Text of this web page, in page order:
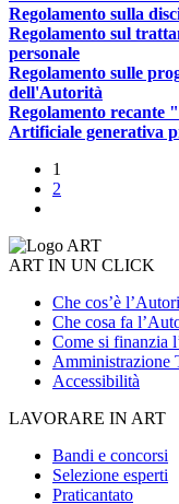
Regolamento sulla
Regolamento sul
personale
Regolamento sulle
dell'Autorità
Regolamento recante
Artificiale generativa
1
2
ART IN UN CLICK
Che cos’è
Che cosa fa
Come si finanzia
Amministrazione
Accessibilità
LAVORARE IN ART
Bandi e concorsi
Selezione esperti
Praticantato